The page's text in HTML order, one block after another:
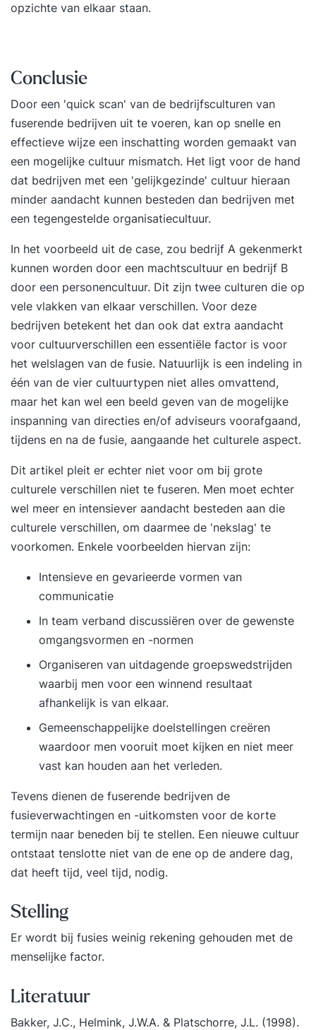
opzichte van elkaar staan.
Conclusie
Door een 'quick scan' van de bedrijfsculturen van
fuserende bedrijven uit te voeren, kan op snelle en
effectieve wijze een inschatting worden gemaakt van
een mogelijke cultuur mismatch. Het ligt voor de hand
dat bedrijven met een 'gelijkgezinde' cultuur hieraan
minder aandacht kunnen besteden dan bedrijven met
een tegengestelde organisatiecultuur.
In het voorbeeld uit de case, zou bedrijf A gekenmerkt
kunnen worden door een machtscultuur en bedrijf B
door een personencultuur. Dit zijn twee culturen die op
vele vlakken van elkaar verschillen. Voor deze
bedrijven betekent het dan ook dat extra aandacht
voor cultuurverschillen een essentiële factor is voor
het welslagen van de fusie. Natuurlijk is een indeling in
één van de vier cultuurtypen niet alles omvattend,
maar het kan wel een beeld geven van de mogelijke
inspanning van directies en/of adviseurs voorafgaand,
tijdens en na de fusie, aangaande het culturele aspect.
Dit artikel pleit er echter niet voor om bij grote
culturele verschillen niet te fuseren. Men moet echter
wel meer en intensiever aandacht besteden aan die
culturele verschillen, om daarmee de 'nekslag' te
voorkomen. Enkele voorbeelden hiervan zijn:
Intensieve en gevarieerde vormen van
communicatie
In team verband discussiëren over de gewenste
omgangsvormen en -normen
Organiseren van uitdagende groepswedstrijden
waarbij men voor een winnend resultaat
afhankelijk is van elkaar.
Gemeenschappelijke doelstellingen creëren
waardoor men vooruit moet kijken en niet meer
vast kan houden aan het verleden.
Tevens dienen de fuserende bedrijven de
fusieverwachtingen en -uitkomsten voor de korte
termijn naar beneden bij te stellen. Een nieuwe cultuur
ontstaat tenslotte niet van de ene op de andere dag,
dat heeft tijd, veel tijd, nodig.
Stelling
Er wordt bij fusies weinig rekening gehouden met de
menselijke factor.
Literatuur
Bakker, J.C., Helmink, J.W.A. & Platschorre, J.L. (1998).